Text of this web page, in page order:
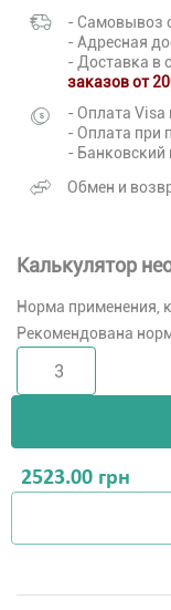
- Самовывоз
- Адресная
- Доставка в
заказов от
- Оплата Visa
- Оплата при
- Банковский
Обмен и
Калькулятор
Норма применения,
Рекомендована
2523.00 грн